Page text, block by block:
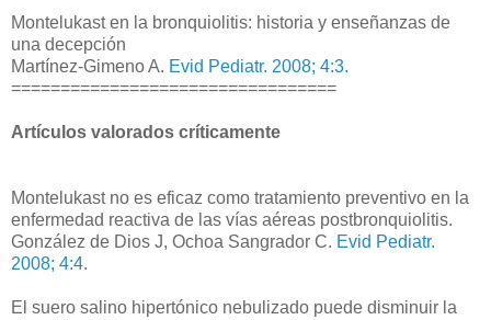
Montelukast en la bronquiolitis: historia y enseñanzas de
una decepción
Martínez-Gimeno A. Evid Pediatr. 2008; 4:3.
=================================
Artículos valorados críticamente
Montelukast no es eficaz como tratamiento preventivo en la
enfermedad reactiva de las vías aéreas postbronquiolitis.
González de Dios J, Ochoa Sangrador C. Evid Pediatr.
2008; 4:4.
El suero salino hipertónico nebulizado puede disminuir la